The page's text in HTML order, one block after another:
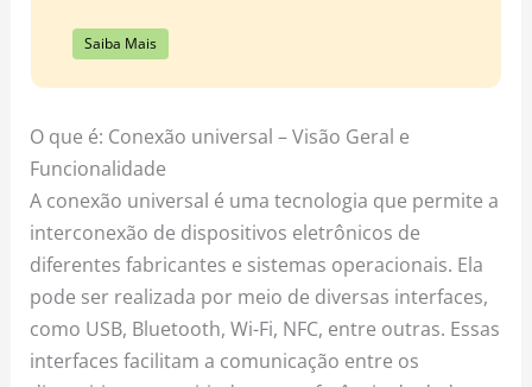
Saiba Mais
O que é: Conexão universal – Visão Geral e
Funcionalidade
A conexão universal é uma tecnologia que permite a
interconexão de dispositivos eletrônicos de
diferentes fabricantes e sistemas operacionais. Ela
pode ser realizada por meio de diversas interfaces,
como USB, Bluetooth, Wi-Fi, NFC, entre outras. Essas
interfaces facilitam a comunicação entre os